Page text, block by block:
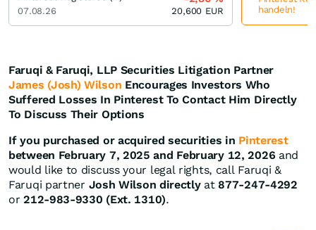
Faruqi & Faruqi, LLP Securities Litigation Partner
James (Josh) Wilson Encourages Investors Who
Suffered Losses In Pinterest To Contact Him Directly
To Discuss Their Options
If you purchased or acquired securities in Pinterest
between February 7, 2025 and February 12, 2026 and
would like to discuss your legal rights, call Faruqi &
Faruqi partner Josh Wilson directlyat 877-247-4292
or212-983-9330 (Ext. 1310).
07.08.26
20,600 EUR
handeln!